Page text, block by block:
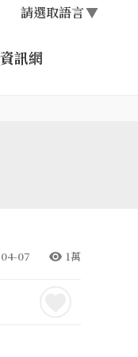
請選取語言▼
訊網
07 1萬